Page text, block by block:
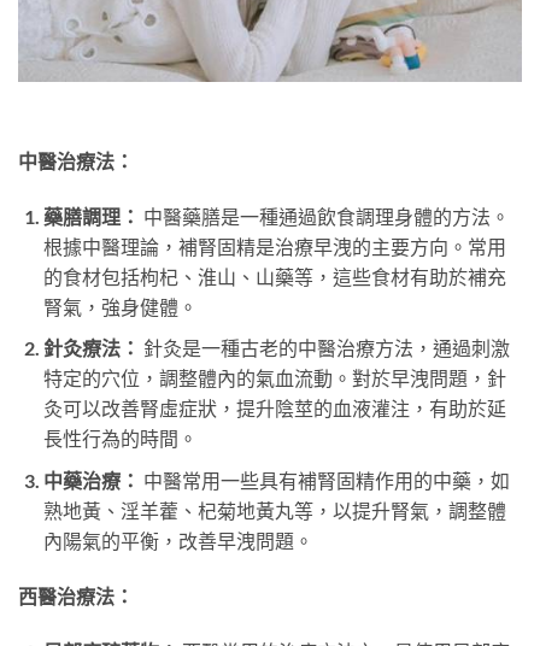
中醫治療法：
藥膳調理： 中醫藥膳是一種通過飲食調理身體的方法。
根據中醫理論，補腎固精是治療早洩的主要方向。常用
的食材包括枸杞、淮山、山藥等，這些食材有助於補充
腎氣，強身健體。
針灸療法： 針灸是一種古老的中醫治療方法，通過刺激
特定的穴位，調整體內的氣血流動。對於早洩問題，針
灸可以改善腎虛症狀，提升陰莖的血液灌注，有助於延
長性行為的時間。
中藥治療： 中醫常用一些具有補腎固精作用的中藥，如
熟地黃、淫羊藿、杞菊地黃丸等，以提升腎氣，調整體
內陽氣的平衡，改善早洩問題。
西醫治療法：